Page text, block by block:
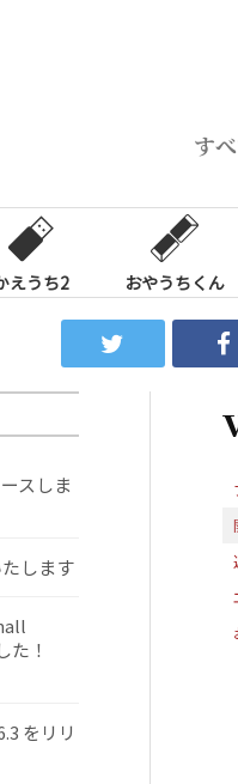
す
えうち2 おやうちくん
スしま
します
た！
をリリ